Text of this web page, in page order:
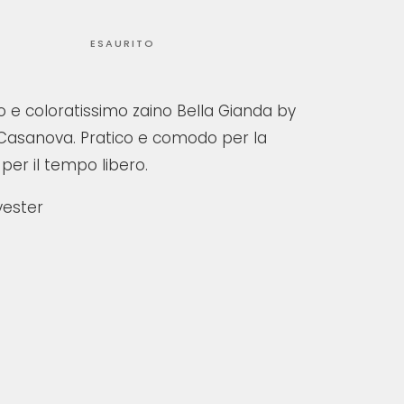
ESAURITO
e coloratissimo zaino Bella Gianda by
Pratico e comodo per la
il tempo libero.